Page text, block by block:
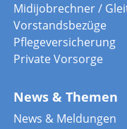
Midijobrechner /
Vorstandsbezüge
Pflegeversicherung
Private Vorsorge
News & Themen
News & Meldungen